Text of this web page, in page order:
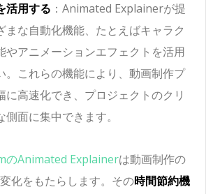
活用する ：Animated Explainerが提
まな自動化機能、たとえばキャラク
やアニメーションエフェクトを活用
。これらの機能により、動画制作プ
に高速化でき、プロジェクトのクリ
面に集中できます。
のAnimated Explainerは動画制作の
化をもたらします。その時間節約機